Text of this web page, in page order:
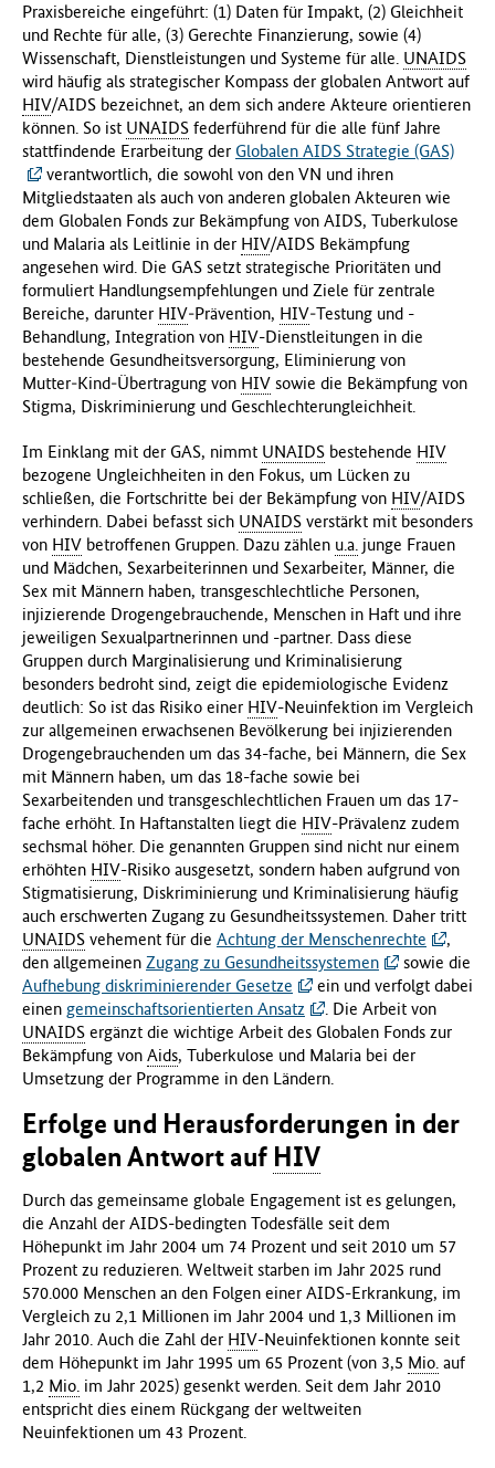
Praxisbereiche eingeführt: (1) Daten für Impakt, (2) Gleichheit
und Rechte für alle, (3) Gerechte Finanzierung, sowie (4)
Wissenschaft, Dienstleistungen und Systeme für alle. UNAIDS
wird häufig als strategischer Kompass der globalen Antwort auf
HIV/AIDS bezeichnet, an dem sich andere Akteure orientieren
können. So ist UNAIDS federführend für die alle fünf Jahre
stattfindende Erarbeitung der Globalen AIDS Strategie (GAS)
verantwortlich, die sowohl von den VN und ihren
Mitgliedstaaten als auch von anderen globalen Akteuren wie
dem Globalen Fonds zur Bekämpfung von AIDS, Tuberkulose
und Malaria als Leitlinie in der HIV/AIDS Bekämpfung
angesehen wird. Die GAS setzt strategische Prioritäten und
formuliert Handlungsempfehlungen und Ziele für zentrale
Bereiche, darunter HIV‑Prävention, HIV‑Testung und -
Behandlung, Integration von HIV-Dienstleitungen in die
bestehende Gesundheitsversorgung, Eliminierung von
Mutter‑Kind‑Übertragung von HIV sowie die Bekämpfung von
Stigma, Diskriminierung und Geschlechterungleichheit.
Im Einklang mit der GAS, nimmt UNAIDS bestehende HIV
bezogene Ungleichheiten in den Fokus, um Lücken zu
schließen, die Fortschritte bei der Bekämpfung von HIV/AIDS
verhindern. Dabei befasst sich UNAIDS verstärkt mit besonders
von HIV betroffenen Gruppen. Dazu zählen u.a. junge Frauen
und Mädchen, Sexarbeiterinnen und Sexarbeiter, Männer, die
Sex mit Männern haben, transgeschlechtliche Personen,
injizierende Drogengebrauchende, Menschen in Haft und ihre
jeweiligen Sexualpartnerinnen und -partner. Dass diese
Gruppen durch Marginalisierung und Kriminalisierung
besonders bedroht sind, zeigt die epidemiologische Evidenz
deutlich: So ist das Risiko einer HIV-Neuinfektion im Vergleich
zur allgemeinen erwachsenen Bevölkerung bei injizierenden
Drogengebrauchenden um das 34-fache, bei Männern, die Sex
mit Männern haben, um das 18-fache sowie bei
Sexarbeitenden und transgeschlechtlichen Frauen um das 17-
fache erhöht. In Haftanstalten liegt die HIV-Prävalenz zudem
sechsmal höher. Die genannten Gruppen sind nicht nur einem
erhöhten HIV-Risiko ausgesetzt, sondern haben aufgrund von
Stigmatisierung, Diskriminierung und Kriminalisierung häufig
auch erschwerten Zugang zu Gesundheitssystemen. Daher tritt
UNAIDS vehement für die Achtung der Menschenrechte
,
den allgemeinen Zugang zu Gesundheitssystemen
sowie die
Aufhebung diskriminierender Gesetze
ein und verfolgt dabei
einen gemeinschaftsorientierten Ansatz
. Die Arbeit von
UNAIDS ergänzt die wichtige Arbeit des Globalen Fonds zur
Bekämpfung von Aids, Tuberkulose und Malaria bei der
Umsetzung der Programme in den Ländern.
Erfolge und Herausforderungen in der
globalen Antwort auf HIV
Durch das gemeinsame globale Engagement ist es gelungen,
die Anzahl der AIDS-bedingten Todesfälle seit dem
Höhepunkt im Jahr 2004 um 74 Prozent und seit 2010 um 57
Prozent zu reduzieren. Weltweit starben im Jahr 2025 rund
570.000 Menschen an den Folgen einer AIDS-Erkrankung, im
Vergleich zu 2,1 Millionen im Jahr 2004 und 1,3 Millionen im
Jahr 2010. Auch die Zahl der HIV-Neuinfektionen konnte seit
dem Höhepunkt im Jahr 1995 um 65 Prozent (von 3,5 Mio. auf
1,2 Mio. im Jahr 2025) gesenkt werden. Seit dem Jahr 2010
entspricht dies einem Rückgang der weltweiten
Neuinfektionen um 43 Prozent.